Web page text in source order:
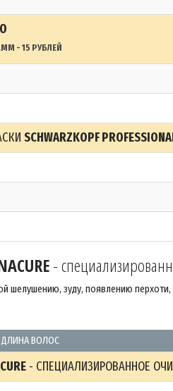
- 15 РУБЛЕЙ
SCHWARZKOPF
-
шелушению, зуду, появлению
ДЛИНА ВОЛОС
- СПЕЦИАЛИЗИРОВАННОЕ